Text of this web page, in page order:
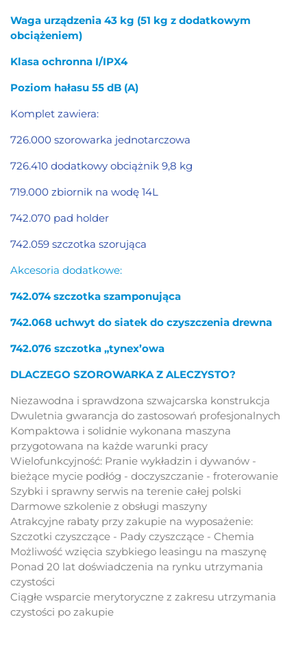
Waga urządzenia 43 kg (51 kg z dodatkowym
obciążeniem)
Klasa ochronna I/IPX4
Poziom hałasu 55 dB (A)
Komplet zawiera:
726.000 szorowarka jednotarczowa
726.410 dodatkowy obciążnik 9,8 kg
719.000 zbiornik na wodę 14L
742.070 pad holder
742.059 szczotka szorująca
Akcesoria dodatkowe:
742.074 szczotka szamponująca
742.068 uchwyt do siatek do czyszczenia drewna
742.076 szczotka „tynex’owa
DLACZEGO SZOROWARKA Z ALECZYSTO?
Niezawodna i sprawdzona szwajcarska konstrukcja
Dwuletnia gwarancja do zastosowań profesjonalnych
Kompaktowa i solidnie wykonana maszyna
przygotowana na każde warunki pracy
Wielofunkcyjność: Pranie wykładzin i dywanów -
bieżące mycie podłóg - doczyszczanie - froterowanie
Szybki i sprawny serwis na terenie całej polski
Darmowe szkolenie z obsługi maszyny
Atrakcyjne rabaty przy zakupie na wyposażenie:
Szczotki czyszczące - Pady czyszczące - Chemia
Możliwość wzięcia szybkiego leasingu na maszynę
Ponad 20 lat doświadczenia na rynku utrzymania
czystości
Ciągłe wsparcie merytoryczne z zakresu utrzymania
czystości po zakupie